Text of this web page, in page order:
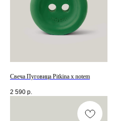
Свеча Пуговица Pitkina x notem
2 590 р.